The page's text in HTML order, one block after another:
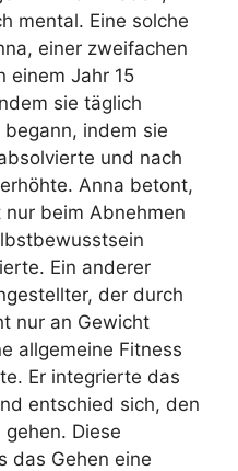
mental. Eine solche
einer zweifachen
einem Jahr 15
sie täglich
indem sie
und nach
Anna betont,
beim Abnehmen
Ein anderer
der durch
nur an Gewicht
allgemeine Fitness
Er integrierte das
entschied sich, den
Diese
das Gehen eine